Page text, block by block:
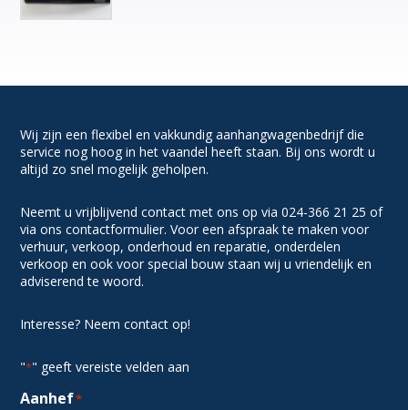
Wij zijn een flexibel en vakkundig aanhangwagenbedrijf die
service nog hoog in het vaandel heeft staan. Bij ons wordt u
altijd zo snel mogelijk geholpen.
Neemt u vrijblijvend contact met ons op via 024-366 21 25 of
via ons contactformulier. Voor een afspraak te maken voor
verhuur, verkoop, onderhoud en reparatie, onderdelen
verkoop en ook voor special bouw staan wij u vriendelijk en
adviserend te woord.
Interesse? Neem contact op!
"*" geeft vereiste velden aan
Aanhef*